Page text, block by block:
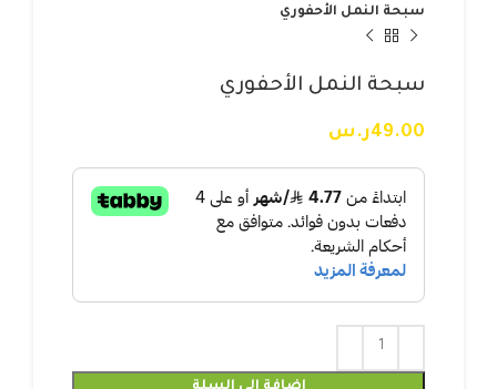
سبحة النمل الأحفوري
سبحة النمل الأحفوري
49.00ر.س